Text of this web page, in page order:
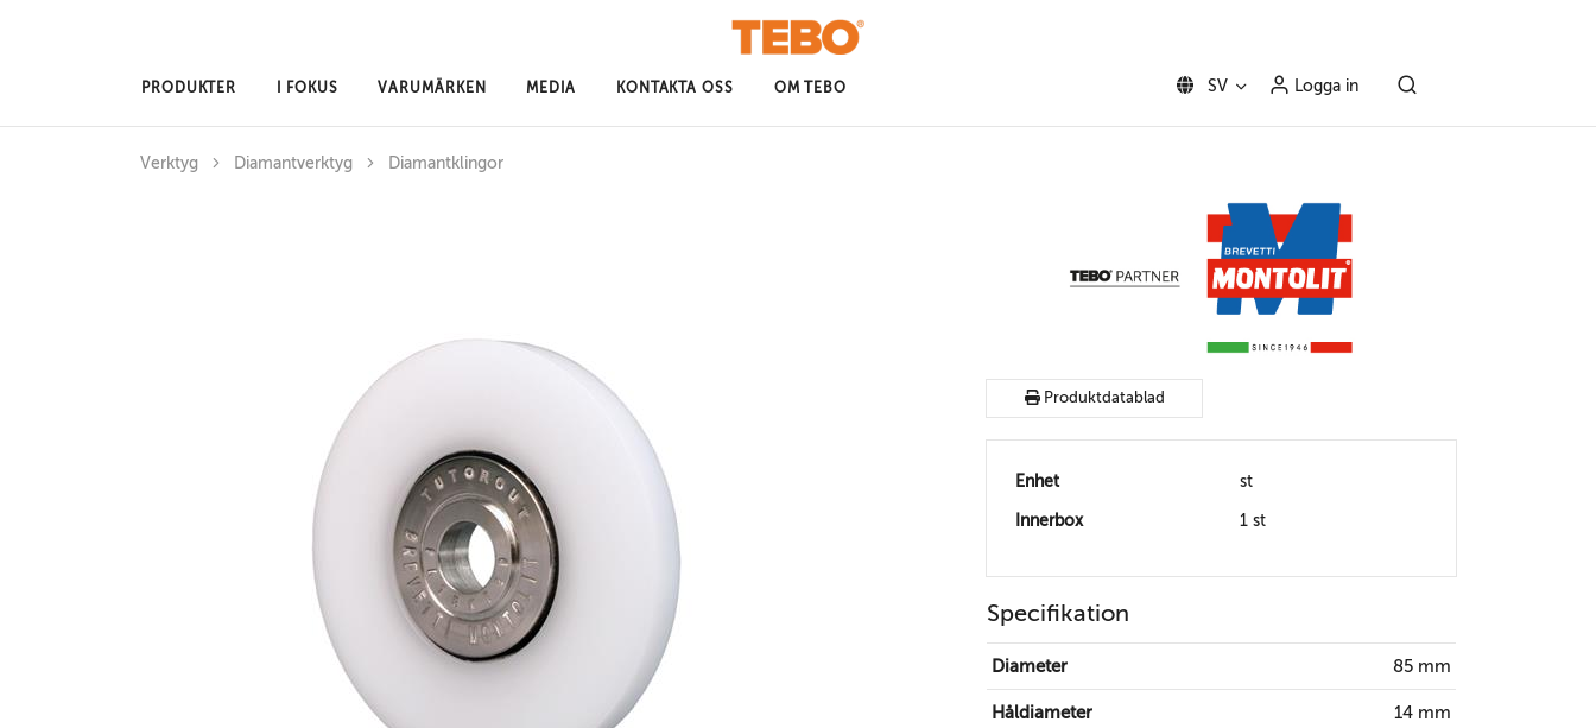
PRODUKTER I FOKUS VARUMÄRKEN MEDIA KONTAKTA OSS OM TEBO SV Logga in
Verktyg Diamantverktyg Diamantklingor
Produktdatablad
Enhet st
Innerbox 1 st
Specifikation
Diameter 85 mm
Håldiameter 14 mm